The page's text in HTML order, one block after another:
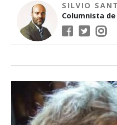
SILVIO
Columnista